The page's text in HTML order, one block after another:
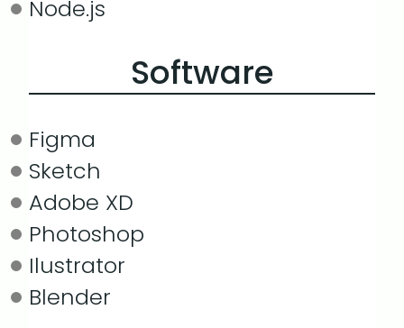
Node.js
Software
Figma
Sketch
Adobe XD
Photoshop
Ilustrator
Blender